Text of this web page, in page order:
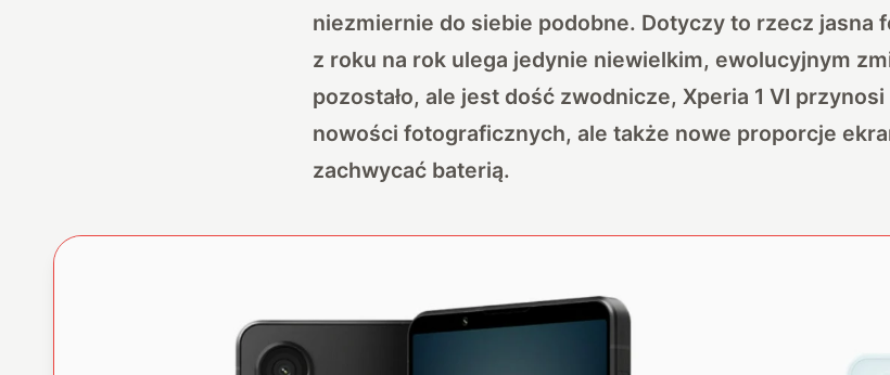
niezmiernie do siebie podobne. Dotyczy to rzecz jasna
z roku na rok ulega jedynie niewielkim, ewolucyjnym
pozostało, ale jest dość zwodnicze, Xperia 1 VI
nowości fotograficznych, ale także nowe proporcje
zachwycać baterią.